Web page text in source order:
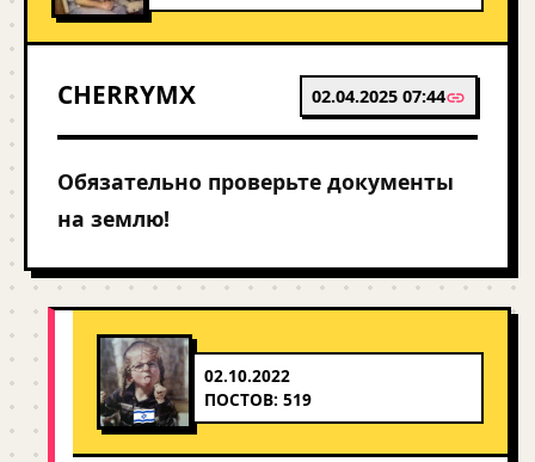
CHERRYMX 02.04.2025 07:44
Обязательно проверьте документы
на землю!
02.10.2022
ПОСТОВ: 519